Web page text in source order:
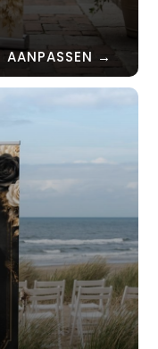
AANPASSEN →